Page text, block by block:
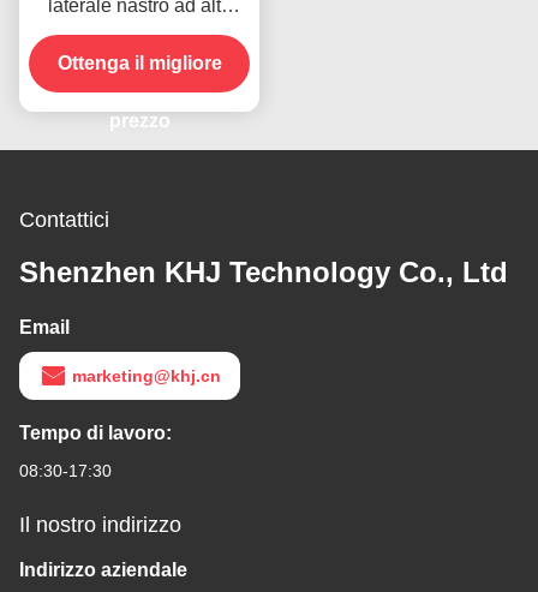
laterale nastro ad alta
temperatura per il
prodotto in magazzino
Ottenga il migliore
prezzo
Contattici
Shenzhen KHJ Technology Co., Ltd
Email
marketing@khj.cn
Tempo di lavoro:
08:30-17:30
Il nostro indirizzo
Indirizzo aziendale